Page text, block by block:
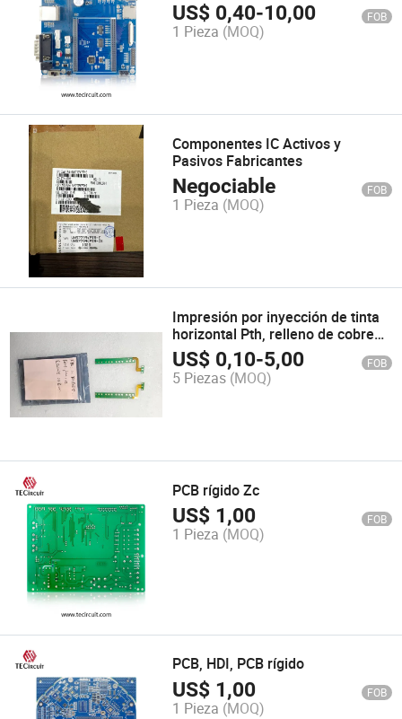
US$ 0,40-10,00 FOB
1 Pieza (MOQ)
Componentes IC Activos y
Pasivos Fabricantes
Negociable FOB
1 Pieza (MOQ)
Impresión por inyección de tinta
horizontal Pth, relleno de cobre
en frascos, serigrafía automática
de leyenda, PCB
US$ 0,10-5,00 FOB
5 Piezas (MOQ)
PCB rígido Zc
US$ 1,00 FOB
1 Pieza (MOQ)
PCB, HDI, PCB rígido
US$ 1,00 FOB
1 Pieza (MOQ)